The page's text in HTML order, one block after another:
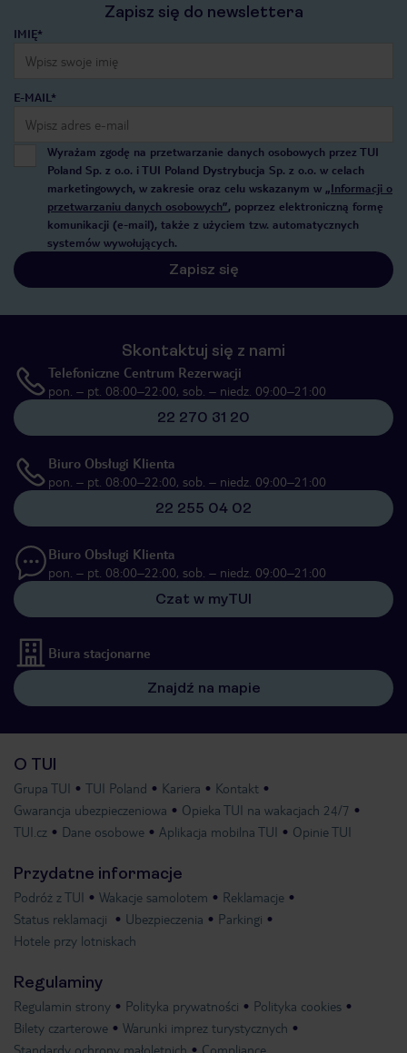
Zapisz się do newslettera
IMIĘ*
E-MAIL*
Wyrażam zgodę na przetwarzanie danych osobowych przez TUI
Poland Sp. z o.o. i TUI Poland Dystrybucja Sp. z o.o. w celach
marketingowych, w zakresie oraz celu wskazanym w „Informacji o
przetwarzaniu danych osobowych”, poprzez elektroniczną formę
komunikacji (e-mail), także z użyciem tzw. automatycznych
systemów wywołujących.
Zapisz się
Skontaktuj się z nami
Telefoniczne Centrum Rezerwacji
pon. – pt. 08:00–22:00, sob. – niedz. 09:00–21:00
22 270 31 20
Biuro Obsługi Klienta
pon. – pt. 08:00–22:00, sob. – niedz. 09:00–21:00
22 255 04 02
Biuro Obsługi Klienta
pon. – pt. 08:00–22:00, sob. – niedz. 09:00–21:00
Czat w myTUI
Biura stacjonarne
Znajdź na mapie
O TUI
Grupa TUI TUI Poland Kariera
Kontakt
Gwarancja ubezpieczeniowa
Opieka TUI na wakacjach 24/7
TUI.cz
Dane osobowe Aplikacja mobilna TUI Opinie TUI
Przydatne informacje
Podróż z TUI Wakacje samolotem
Reklamacje
Status reklamacji
Ubezpieczenia
Parkingi
Hotele przy lotniskach
Regulaminy
Regulamin strony Polityka prywatności
Polityka cookies
Bilety czarterowe
Warunki imprez turystycznych
Standardy ochrony małoletnich
Compliance